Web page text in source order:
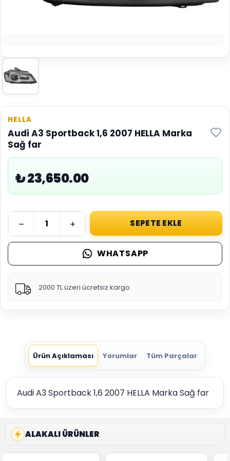
HELLA
Audi A3 Sportback 1,6 2007 HELLA Marka
Sağ far
₺ 23,650.00
SEPETE EKLE
WHATSAPP
2000 TL üzeri ücretsiz kargo
Ürün Açıklaması Yorumlar Tüm Parçalar
Audi A3 Sportback 1,6 2007 HELLA Marka Sağ far
ALAKALI ÜRÜNLER